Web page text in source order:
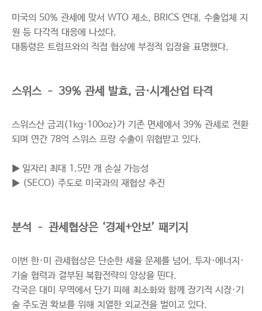
미국의 50% 관세에 맞서 WTO 제소, BRICS 연대, 수출업체 지
원 등 다각적 대응에 나섰다.
대통령은 트럼프와의 직접 협상에 부정적 입장을 표명했다.
스위스 – 39% 관세 발효, 금·시계산업 타격
스위스산 금괴(1kg·100oz)가 기존 면세에서 39% 관세로 전환
되며 연간 78억 스위스 프랑 수출이 위협받고 있다.
▶ 일자리 최대 1.5만 개 손실 가능성
▶ (SECO) 주도로 미국과의 재협상 추진
분석 – 관세협상은 ‘경제+안보’ 패키지
이번 한·미 관세협상은 단순한 세율 문제를 넘어, 투자·에너지·
기술 협력과 결부된 복합전략의 양상을 띤다.
각국은 대미 무역에서 단기 피해 최소화와 함께 장기적 시장·기
술 주도권 확보를 위해 치열한 외교전을 벌이고 있다.